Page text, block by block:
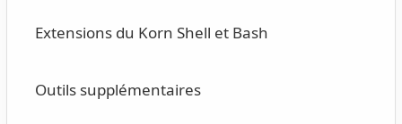
Extensions du Korn Shell et Bash
Outils supplémentaires